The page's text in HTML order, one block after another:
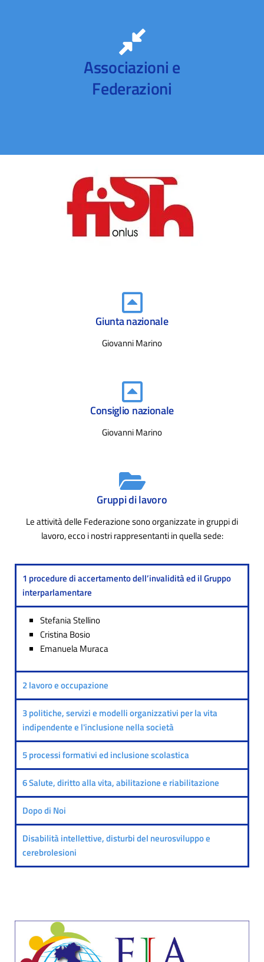
Associazioni e
Federazioni
Giunta nazionale
Giovanni Marino
Consiglio nazionale
Giovanni Marino
Gruppi di lavoro
Le attività delle Federazione sono organizzate in gruppi di
lavoro, ecco i nostri rappresentanti in quella sede:
1 procedure di accertamento dell’invalidità ed il Gruppo
interparlamentare
Stefania Stellino
Cristina Bosio
Emanuela Muraca
2 lavoro e occupazione
3 politiche, servizi e modelli organizzativi per la vita
indipendente e l'inclusione nella società
5 processi formativi ed inclusione scolastica
6 Salute, diritto alla vita, abilitazione e riabilitazione
Dopo di Noi
Disabilità intellettive, disturbi del neurosviluppo e
cerebrolesioni